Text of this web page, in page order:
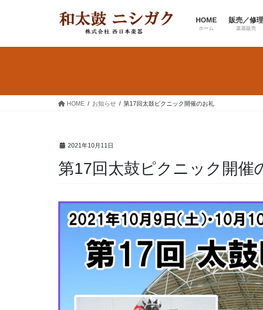
HOME
ホーム
販売／修理
楽器販売
HOME お知らせ 第17回太鼓ピクニック開催のお礼
2021年10月11日
第17回太鼓ピクニック開催